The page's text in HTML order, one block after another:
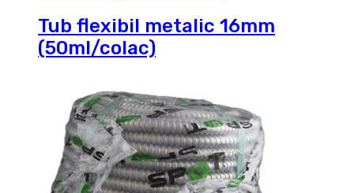
Tub flexibil metalic 16mm
(50ml/colac)